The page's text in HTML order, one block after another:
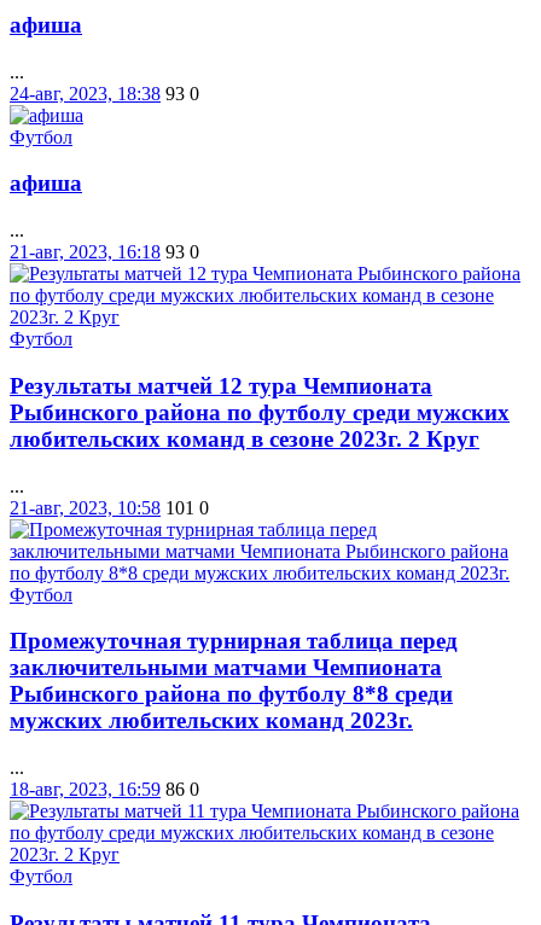
афиша
...
24-авг, 2023, 18:38 93 0
Футбол
афиша
...
21-авг, 2023, 16:18 93 0
Футбол
Результаты матчей 12 тура Чемпионата
Рыбинского района по футболу среди мужских
любительских команд в сезоне 2023г. 2 Круг
...
21-авг, 2023, 10:58 101 0
Футбол
Промежуточная турнирная таблица перед
заключительными матчами Чемпионата
Рыбинского района по футболу 8*8 среди
мужских любительских команд 2023г.
...
18-авг, 2023, 16:59 86 0
Футбол